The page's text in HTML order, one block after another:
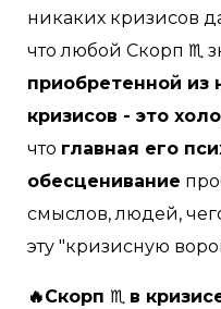
никаких кризисов
что любой Скорп ♏
приобретенной из
кризисов - это
что главная его
обесценивание
смыслов, людей,
эту "кризисную
🔥Скорп ♏ в